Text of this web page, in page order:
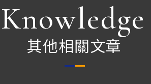
Knowledge
其他相關文章